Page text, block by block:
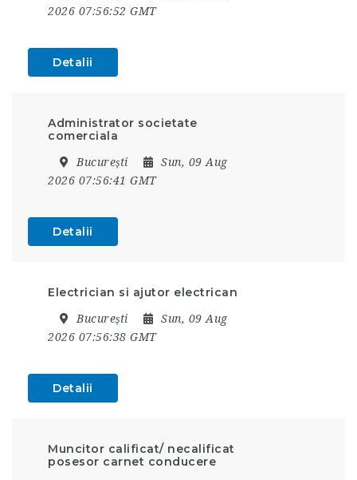
2026 07:56:52 GMT
Detalii
Administrator societate
comerciala
București
Sun, 09 Aug
2026 07:56:41 GMT
Detalii
Electrician si ajutor electrican
București
Sun, 09 Aug
2026 07:56:38 GMT
Detalii
Muncitor calificat/ necalificat
posesor carnet conducere